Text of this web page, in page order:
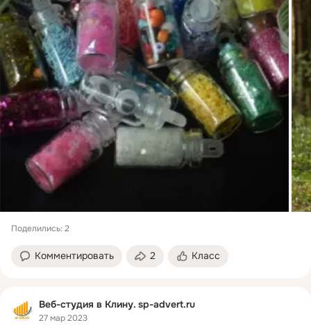
Поделились: 2
Комментировать 2 Класс
Веб-студия в Клину. sp-advert.ru
27 мар 2023